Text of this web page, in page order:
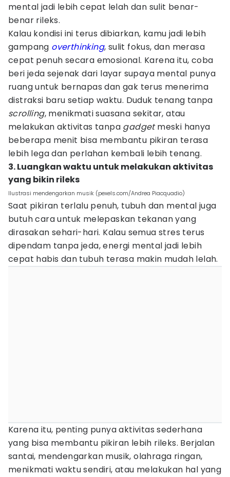
mental jadi lebih cepat lelah dan sulit benar-
benar rileks.
Kalau kondisi ini terus dibiarkan, kamu jadi lebih
gampang overthinking, sulit fokus, dan merasa
cepat penuh secara emosional. Karena itu, coba
beri jeda sejenak dari layar supaya mental punya
ruang untuk bernapas dan gak terus menerima
distraksi baru setiap waktu. Duduk tenang tanpa
scrolling, menikmati suasana sekitar, atau
melakukan aktivitas tanpa gadgetmeski hanya
beberapa menit bisa membantu pikiran terasa
lebih lega dan perlahan kembali lebih tenang.
3. Luangkan waktu untuk melakukan aktivitas
yang bikin rileks
Ilustrasi mendengarkan musik (pexels.com/Andrea Piacquadio)
Saat pikiran terlalu penuh, tubuh dan mental juga
butuh cara untuk melepaskan tekanan yang
dirasakan sehari-hari. Kalau semua stres terus
dipendam tanpa jeda, energi mental jadi lebih
cepat habis dan tubuh terasa makin mudah lelah.
Karena itu, penting punya aktivitas sederhana
yang bisa membantu pikiran lebih rileks. Berjalan
santai, mendengarkan musik, olahraga ringan,
menikmati waktu sendiri, atau melakukan hal yang